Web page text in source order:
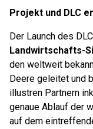
Projekt und DLC
Der Launch des
Landwirtschafts-
den weltweit
Deere geleitet und
illustren Partnern
genaue Ablauf der
auf dem